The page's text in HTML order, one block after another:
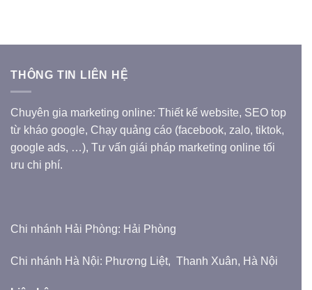
THÔNG TIN LIÊN HỆ
Chuyên gia marketing online: Thiết kế website, SEO top
từ kháo google, Chạy quảng cáo (facebook, zalo, tiktok,
google ads, …), Tư vấn giái pháp marketing online tối
ưu chi phí.
Chi nhánh Hải Phòng: Hải Phòng
Chi nhánh Hà Nội: Phương Liệt, Thanh Xuân, Hà Nội